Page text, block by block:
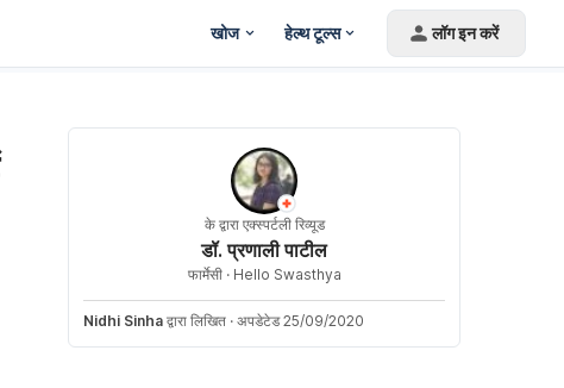
खोज हेल्थ टूल्स लॉग इन करें
के द्वारा एक्स्पर्टली रिव्यूड
डॉ. प्रणाली पाटील
फार्मेसी · Hello Swasthya
Nidhi Sinha द्वारा लिखित · अपडेटेड 25/09/2020